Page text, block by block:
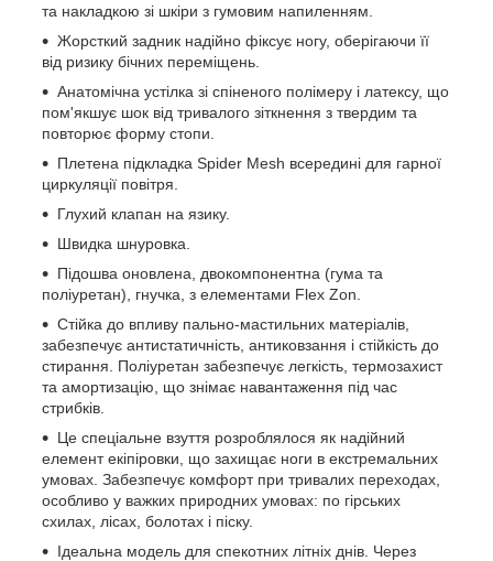
та накладкою зі шкіри з гумовим напиленням.
Жорсткий задник надійно фіксує ногу, оберігаючи її
від ризику бічних переміщень.
Анатомічна устілка зі спіненого полімеру і латексу, що
пом'якшує шок від тривалого зіткнення з твердим та
повторює форму стопи.
Плетена підкладка Spider Mesh всередині для гарної
циркуляції повітря.
Глухий клапан на язику.
Швидка шнуровка.
Підошва оновлена, двокомпонентна (гума та
поліуретан), гнучка, з елементами Flex Zon.
Стійка до впливу пально-мастильних матеріалів,
забезпечує антистатичність, антиковзання і стійкість до
стирання. Поліуретан забезпечує легкість, термозахист
та амортизацію, що знімає навантаження під час
стрибків.
Це спеціальне взуття розроблялося як надійний
елемент екіпіровки, що захищає ноги в екстремальних
умовах. Забезпечує комфорт при тривалих переходах,
особливо у важких природних умовах: по гірських
схилах, лісах, болотах і піску.
Ідеальна модель для спекотних літніх днів. Через